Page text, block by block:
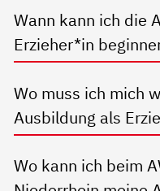
Wann kann ich die
Erzieher*in
Wo muss ich mich
Ausbildung als
Wo kann ich beim